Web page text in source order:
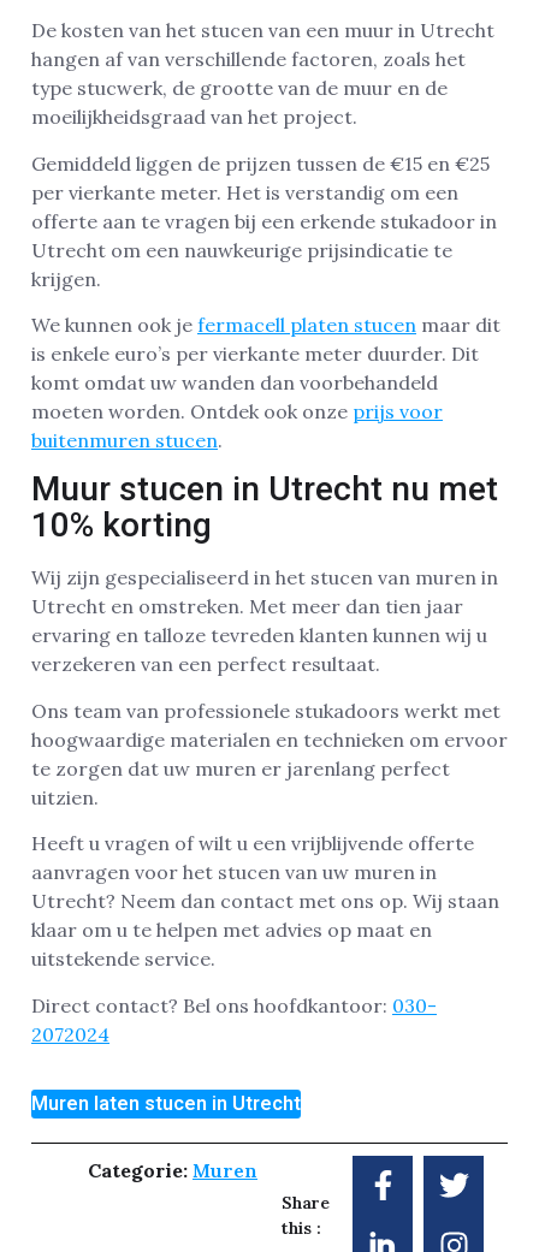
De kosten van het stucen van een muur in Utrecht
hangen af van verschillende factoren, zoals het
type stucwerk, de grootte van de muur en de
moeilijkheidsgraad van het project.
Gemiddeld liggen de prijzen tussen de €15 en €25
per vierkante meter. Het is verstandig om een
offerte aan te vragen bij een erkende stukadoor in
Utrecht om een nauwkeurige prijsindicatie te
krijgen.
We kunnen ook je fermacell platen stucen maar dit
is enkele euro’s per vierkante meter duurder. Dit
komt omdat uw wanden dan voorbehandeld
moeten worden. Ontdek ook onze prijs voor
buitenmuren stucen.
Muur stucen in Utrecht nu met
10% korting
Wij zijn gespecialiseerd in het stucen van muren in
Utrecht en omstreken. Met meer dan tien jaar
ervaring en talloze tevreden klanten kunnen wij u
verzekeren van een perfect resultaat.
Ons team van professionele stukadoors werkt met
hoogwaardige materialen en technieken om ervoor
te zorgen dat uw muren er jarenlang perfect
uitzien.
Heeft u vragen of wilt u een vrijblijvende offerte
aanvragen voor het stucen van uw muren in
Utrecht? Neem dan contact met ons op. Wij staan
klaar om u te helpen met advies op maat en
uitstekende service.
Direct contact? Bel ons hoofdkantoor: 030-
2072024
Muren laten stucen in Utrecht
Categorie: Muren
Share
this :